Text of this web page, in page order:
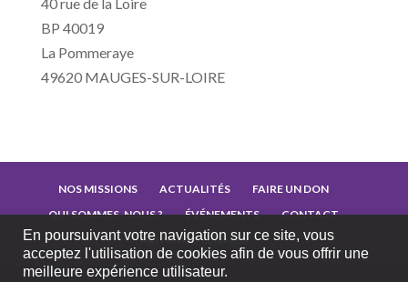
BP 40019
La Pommeraye
49620 MAUGES-SUR-LOIRE
NOS MISSIONS ACTUALITÉS
FAIRE UN DON
QUI SOMMES-NOUS ?
ÉVÉNEMENTS
CONTACT
MENTIONS LÉGALES
En poursuivant votre navigation sur ce site, vous
acceptez l'utilisation de cookies afin de vous offrir une
meilleure expérience utilisateur.